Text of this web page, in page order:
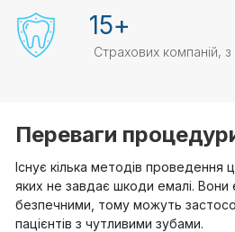
Страхових компаній,
15+
Переваги
Існує кілька методів проведення
яких не завдає шкоди емалі.
безпечними, тому можуть
пацієнтів з чутливими зубами.